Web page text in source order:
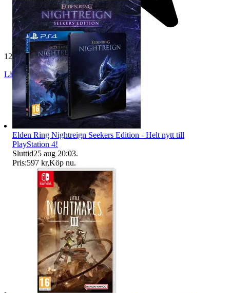
12 829 omdömen
Läs omdömen Följ
Elden Ring Nightreign Seekers Edition - Helt nytt till
PlayStation 4!
Sluttid25 aug 20:03.
Pris:597 kr,Köp nu.